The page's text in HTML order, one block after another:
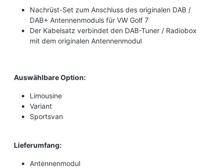
Nachrüst-Set zum Anschluss des originalen DAB /
DAB+ Antennenmoduls für VW Golf 7
Der Kabelsatz verbindet den DAB-Tuner / Radiobox
mit dem originalen Antennenmodul
Auswählbare Option:
Limousine
Variant
Sportsvan
Lieferumfang:
Antennenmodul